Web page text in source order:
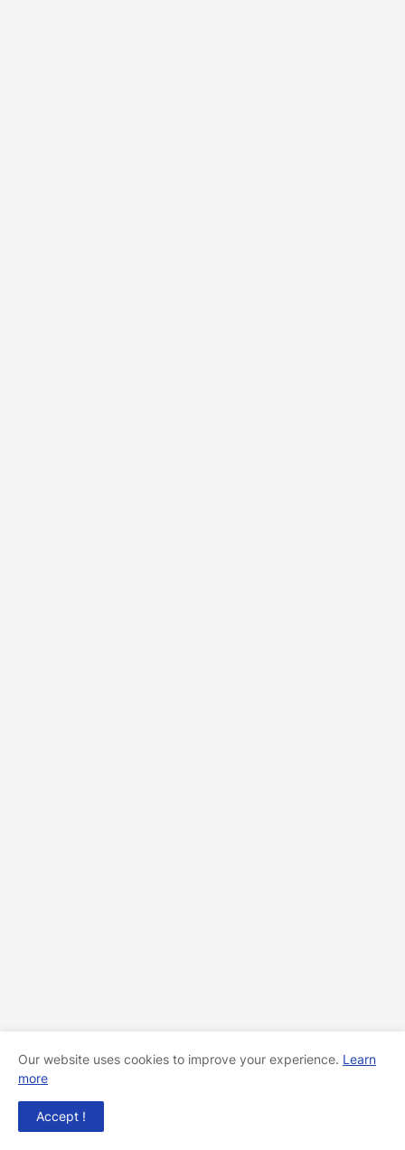
Our website uses cookies to improve your experience. Learn
more
Accept !